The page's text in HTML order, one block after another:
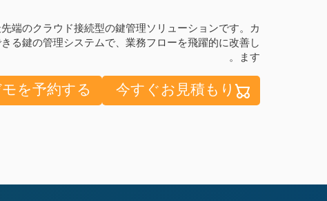
端のクラウド接続型の鍵管理ソリューションです。カ
る鍵の管理システムで、業務フローを飛躍的に改善し
ます。
を予約する 今すぐお見積もり